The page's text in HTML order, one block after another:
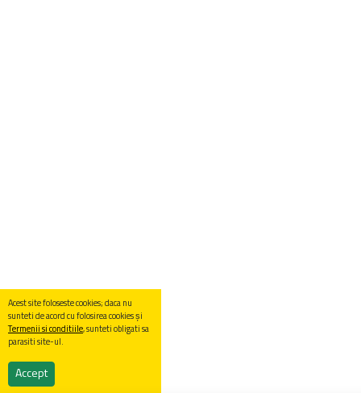
Acest site foloseste cookies; daca nu
sunteti de acord cu folosirea cookies și
Termenii si conditiile, sunteti obligati sa
parasiti site-ul.
Accept